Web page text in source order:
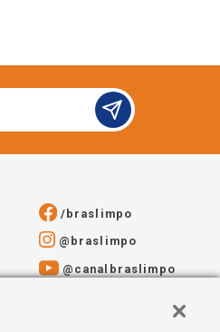
/braslimpo
@braslimpo
@canalbraslimpo​